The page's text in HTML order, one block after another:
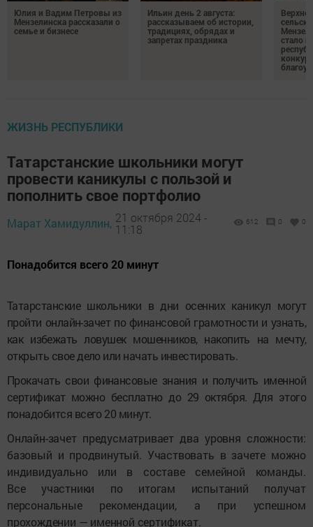
Юлия и Вадим Петровы из
Мензелинска рассказали о
семье и бизнесе
Ильин день 2 августа:
рассказываем об истории,
традициях, обрядах и
запретах праздника
стало
ЖИЗНЬ РЕСПУБЛИКИ
Татарстанские школьники могут
провести каникулы с пользой и
пополнить свое портфолио
Марат Хамидуллин, 21 октября 2024 -
11:18
612 0 0
Понадобится всего 20 минут
Татарстанские школьники в дни осенних каникул могут
пройти онлайн-зачет по финансовой грамотности и узнать,
как избежать ловушек мошенников, накопить на мечту,
открыть свое дело или начать инвестировать.
Прокачать свои финансовые знания и получить именной
сертификат можно бесплатно до 29 октября. Для этого
понадобится всего 20 минут.
Онлайн-зачет предусматривает два уровня сложности:
базовый и продвинутый. Участвовать в зачете можно
индивидуально или в составе семейной команды.
Все участники по итогам испытаний получат
персональные рекомендации, а при успешном
прохождении — именной сертификат.